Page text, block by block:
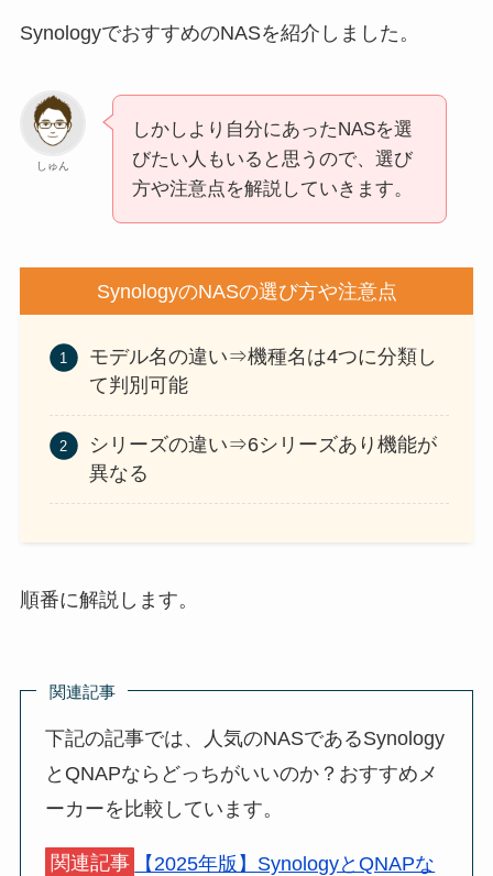
SynologyでおすすめのNASを紹介しました。
しゅん
しかしより自分にあったNASを選
びたい人もいると思うので、選び
方や注意点を解説していきます。
SynologyのNASの選び方や注意点
モデル名の違い⇒機種名は4つに分類し
て判別可能
シリーズの違い⇒6シリーズあり機能が
異なる
順番に解説します。
関連記事
下記の記事では、人気のNASであるSynology
とQNAPならどっちがいいのか？おすすめメ
ーカーを比較しています。
関連記事
【2025年版】SynologyとQNAPな